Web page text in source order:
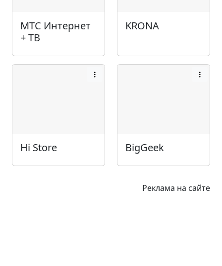
МТС Интернет
+ ТВ
KRONA
Hi Store BigGeek
Реклама на сайте